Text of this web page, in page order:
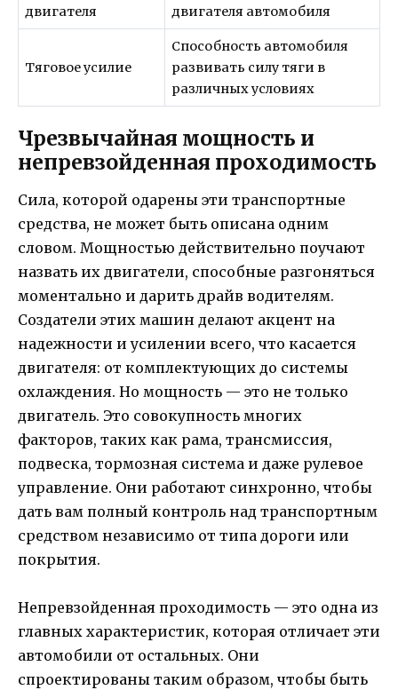
двигателя
двигателя автомобиля
Тяговое усилие
Способность автомобиля
развивать силу тяги в
различных условиях
Чрезвычайная мощность и
непревзойденная проходимость
Сила, которой одарены эти транспортные
средства, не может быть описана одним
словом. Мощностью действительно поучают
назвать их двигатели, способные разгоняться
моментально и дарить драйв водителям.
Создатели этих машин делают акцент на
надежности и усилении всего, что касается
двигателя: от комплектующих до системы
охлаждения. Но мощность — это не только
двигатель. Это совокупность многих
факторов, таких как рама, трансмиссия,
подвеска, тормозная система и даже рулевое
управление. Они работают синхронно, чтобы
дать вам полный контроль над транспортным
средством независимо от типа дороги или
покрытия.
Непревзойденная проходимость — это одна из
главных характеристик, которая отличает эти
автомобили от остальных. Они
спроектированы таким образом, чтобы быть